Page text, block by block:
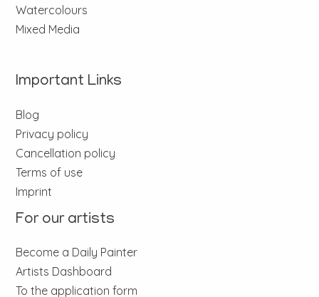
Watercolours
Mixed Media
Important Links
Blog
Privacy policy
Cancellation policy
Terms of use
Imprint
For our artists
Become a Daily Painter
Artists Dashboard
To the application form